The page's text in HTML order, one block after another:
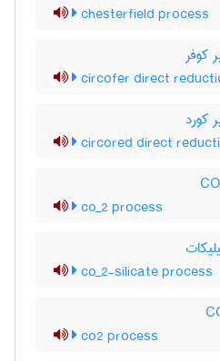
chesterfield process
کوفر
circofer direct
کورد
circored direct
co_2 process
co_2-silicate process
co2 process